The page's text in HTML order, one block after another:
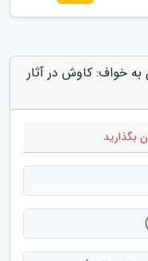
خواف: کاوش در آثار
بگذارید